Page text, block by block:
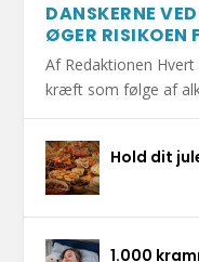
DANSKERNE
ØGER RISIKOEN
Af Redaktionen
kræft som følge af
Hold dit
1.000